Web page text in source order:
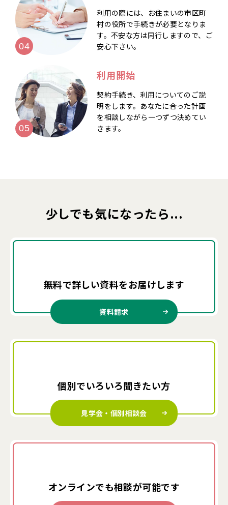
利用の際には、お住まいの市区町
村の役所で手続きが必要となりま
す。不安な方は同行しますので、ご
安心下さい。
利用開始
契約手続き、利用についてのご説
明をします。あなたに合った計画
を相談しながら一つずつ決めてい
きます。
少しでも気になったら...
無料で詳しい資料をお届けします
資料請求
個別でいろいろ聞きたい方
見学会・個別相談会
オンラインでも相談が可能です